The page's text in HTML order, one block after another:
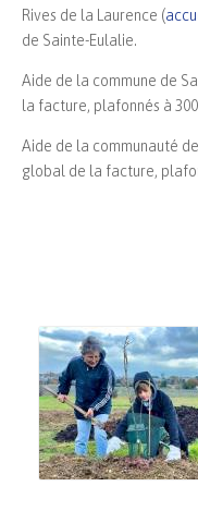
Rives de la Laurence (
de Sainte-Eulalie.
Aide de la commune de
la facture, plafonnés à
Aide de la communauté
global de la facture,